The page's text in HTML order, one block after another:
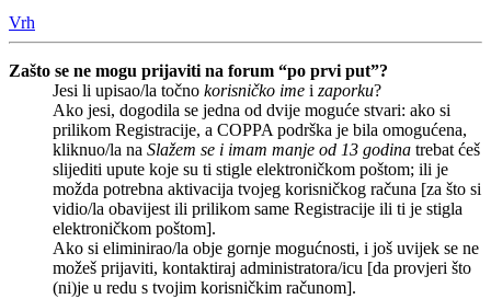
Vrh
Zašto se ne mogu prijaviti na forum “po prvi put”?
Jesi li upisao/la točno korisničko ime i zaporku?
Ako jesi, dogodila se jedna od dvije moguće stvari: ako si
prilikom Registracije, a COPPA podrška je bila omogućena,
kliknuo/la na Slažem se i imam manje od 13 godina trebat ćeš
slijediti upute koje su ti stigle elektroničkom poštom; ili je
možda potrebna aktivacija tvojeg korisničkog računa [za što si
vidio/la obavijest ili prilikom same Registracije ili ti je stigla
elektroničkom poštom].
Ako si eliminirao/la obje gornje mogućnosti, i još uvijek se ne
možeš prijaviti, kontaktiraj administratora/icu [da provjeri što
(ni)je u redu s tvojim korisničkim računom].